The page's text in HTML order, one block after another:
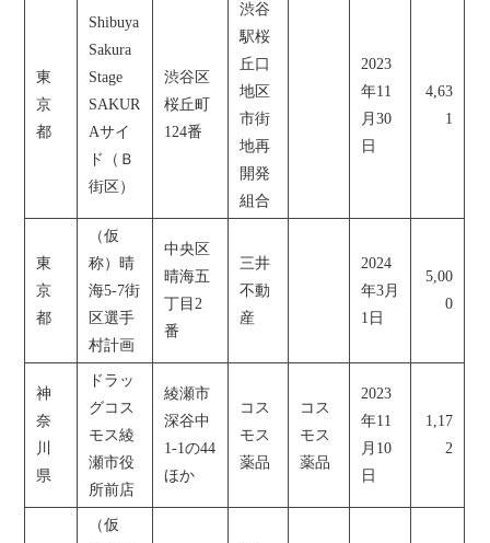
東
京
都
Shibuya
Sakura
Stage
SAKUR
Aサイ
ド（Ｂ
街区）
渋谷区
桜丘町
124番
渋谷
駅桜
丘口
地区
市街
地再
開発
組合
2023
年11
月30
日
4,63
1
東
京
都
（仮
称）晴
海5-7街
区選手
村計画
中央区
晴海五
丁目2
番
三井
不動
産
2024
年3月
1日
5,00
0
神
奈
川
県
ドラッ
グコス
モス綾
瀬市役
所前店
綾瀬市
深谷中
1-1の44
ほか
コス
モス
薬品
コス
モス
薬品
2023
年11
月10
日
1,17
2
（仮